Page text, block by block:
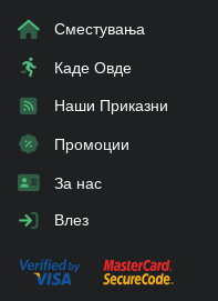
Сместувања
Каде Овде
Наши Приказни
Промоции
За нас
Влез